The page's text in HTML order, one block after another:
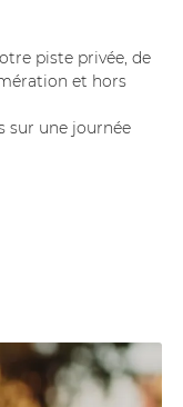
propositions
piste privée, de
et hors
sur une journée